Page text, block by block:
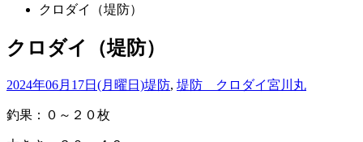
クロダイ（堤防）
クロダイ（堤防）
2024年06月17日(月曜日)堤防, 堤防 クロダイ宮川丸
釣果：０～２０枚